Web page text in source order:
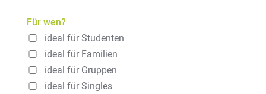
Für wen?
ideal für Studenten
ideal für Familien
ideal für Gruppen
ideal für Singles